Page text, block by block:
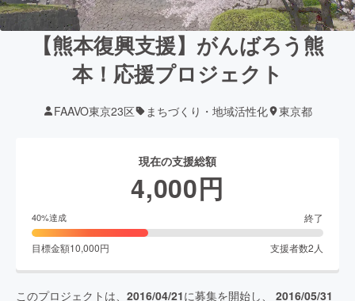
【熊本復興支援】がんばろう熊
本！応援プロジェクト
FAAVO東京23区 まちづくり・地域活性化 東京都
現在の支援総額
4,000円
40%達成 終了
目標金額10,000円 支援者数2 人
このプロジェクトは、 2016/04/21に募集を開始し、 2016/05/31